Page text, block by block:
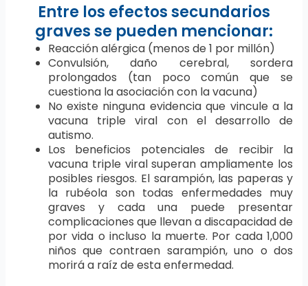
Entre los efectos secundarios
graves se pueden mencionar:
Reacción alérgica (menos de 1 por millón)
Convulsión, daño cerebral, sordera
prolongados (tan poco común que se
cuestiona la asociación con la vacuna)
No existe ninguna evidencia que vincule a la
vacuna triple viral con el desarrollo de
autismo.
Los beneficios potenciales de recibir la
vacuna triple viral superan ampliamente los
posibles riesgos. El sarampión, las paperas y
la rubéola son todas enfermedades muy
graves y cada una puede presentar
complicaciones que llevan a discapacidad de
por vida o incluso la muerte. Por cada 1,000
niños que contraen sarampión, uno o dos
morirá a raíz de esta enfermedad.